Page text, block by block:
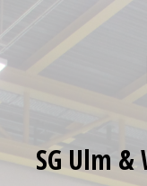
SG Ulm